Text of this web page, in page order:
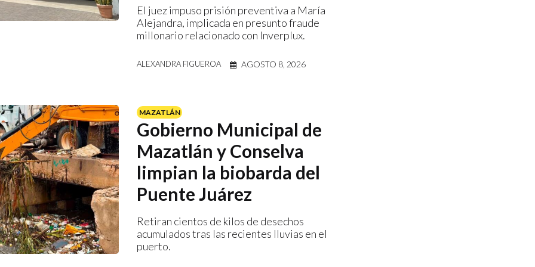
El juez impuso prisión preventiva a María
Alejandra, implicada en presunto fraude
millonario relacionado con Inverplux.
ALEXANDRA FIGUEROA AGOSTO 8, 2026
MAZATLÁN
Gobierno Municipal de
Mazatlán y Conselva
limpian la biobarda del
Puente Juárez
Retiran cientos de kilos de desechos
acumulados tras las recientes lluvias en el
puerto.